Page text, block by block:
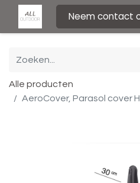
Neem contact
Alle producten
AeroCover, Parasol cover